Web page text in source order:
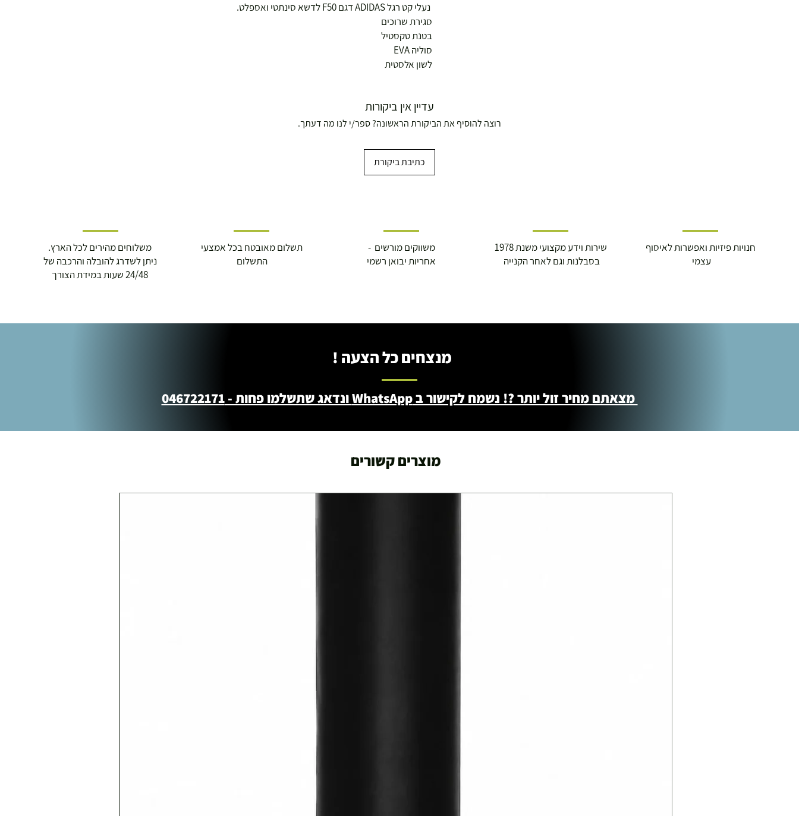
נעלי קט רגל ADIDAS דגם F50 לדשא סינתטי ואספלט.
סגירת שרוכים
בטנת טקסטיל
סוליה EVA
לשון אלסטית
עדיין אין ביקורות
רוצה להוסיף את הביקורת הראשונה? ספר/י לנו מה דעתך.
כתיבת ביקורת
משלוחים מהירים לכל הארץ.
ניתן לשדרג להובלה והרכבה של
24/48 שעות במידת הצורך
תשלום מאובטח בכל אמצעי
התשלום
משווקים מורשים -
אחריות יבואן רשמי
שירות וידע מקצועי משנת 1978
בסבלנות וגם לאחר הקנייה
חנויות פיזיות ואפשרות לאיסוף
עצמי
מנצחים כל הצעה !
מצאתם מחיר זול יותר ?! נשמח לקישור ב WhatsApp ונדאג שתשלמו פחות - 046722171
מוצרים קשורים